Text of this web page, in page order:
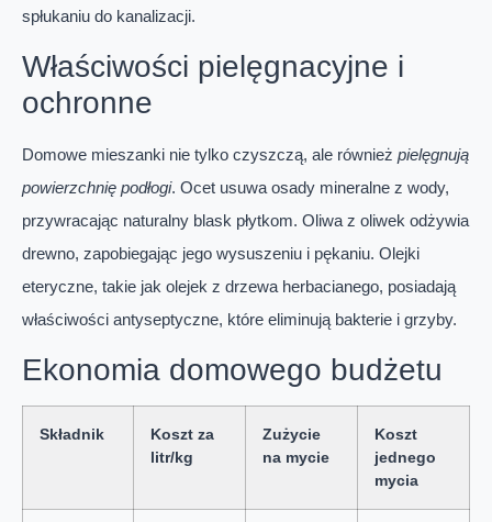
spłukaniu do kanalizacji.
Właściwości pielęgnacyjne i
ochronne
Domowe mieszanki nie tylko czyszczą, ale również pielęgnują
powierzchnię podłogi. Ocet usuwa osady mineralne z wody,
przywracając naturalny blask płytkom. Oliwa z oliwek odżywia
drewno, zapobiegając jego wysuszeniu i pękaniu. Olejki
eteryczne, takie jak olejek z drzewa herbacianego, posiadają
właściwości antyseptyczne, które eliminują bakterie i grzyby.
Ekonomia domowego budżetu
Składnik
Koszt za
litr/kg
Zużycie
na mycie
Koszt
jednego
mycia